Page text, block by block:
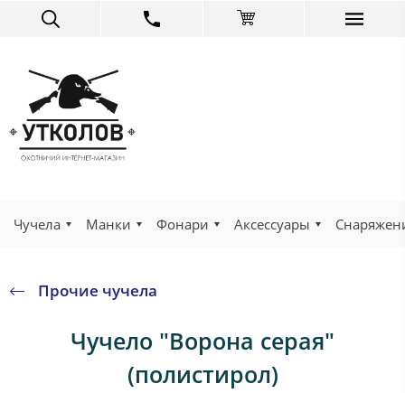
Чучела Манки Фонари Аксессуары
Прочие чучела
Чучело "Ворона серая"
(полистирол)